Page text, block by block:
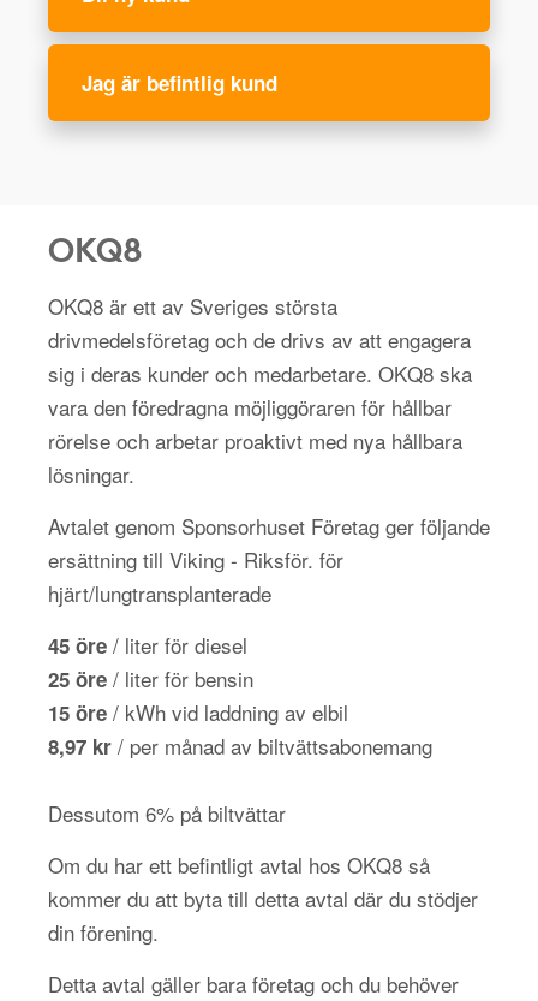
Jag är befintlig kund
OKQ8
OKQ8 är ett av Sveriges största
drivmedelsföretag och de drivs av att engagera
sig i deras kunder och medarbetare. OKQ8 ska
vara den föredragna möjliggöraren för hållbar
rörelse och arbetar proaktivt med nya hållbara
lösningar.
Avtalet genom Sponsorhuset Företag ger följande
ersättning till Viking - Riksför. för
hjärt/lungtransplanterade
45 öre / liter för diesel
25 öre / liter för bensin
15 öre / kWh vid laddning av elbil
8,97 kr / per månad av biltvättsabonemang
Dessutom 6% på biltvättar
Om du har ett befintligt avtal hos OKQ8 så
kommer du att byta till detta avtal där du stödjer
din förening.
Detta avtal gäller bara företag och du behöver